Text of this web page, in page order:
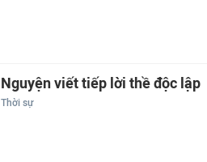
Nguyện viết tiếp lời thề độc lập
Thời sự